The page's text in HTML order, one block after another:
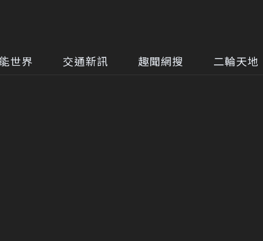
世界 交通新訊 趣聞網搜 二輪天地